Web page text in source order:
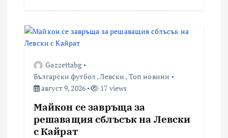
Gazzettabg
Български футбол ,Левски , Топ новини
август 9, 2026
17 views
Майкон се завръща за
решаващия сблъсък на Левски
с Кайрат